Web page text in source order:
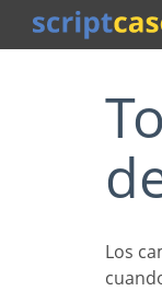
Totalización
Los campos totales se mostrarán solo